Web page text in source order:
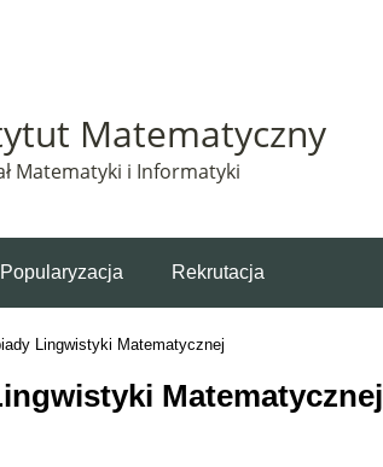
Matematyczny
Matematyki i Informatyki
Popularyzacja Rekrutacja
Lingwistyki Matematycznej
Matematycznej